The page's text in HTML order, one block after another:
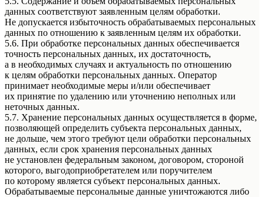
данных соответствуют заявленным целям обработки.
Не допускается избыточность обрабатываемых персональных
данных по отношению к заявленным целям их обработки.
5.6. При обработке персональных данных обеспечивается
точность персональных данных, их достаточность,
а в необходимых случаях и актуальность по отношению
к целям обработки персональных данных. Оператор
принимает необходимые меры и/или обеспечивает
их принятие по удалению или уточнению неполных или
неточных данных.
5.7. Хранение персональных данных осуществляется в форме,
позволяющей определить субъекта персональных данных,
не дольше, чем этого требуют цели обработки персональных
данных, если срок хранения персональных данных
не установлен федеральным законом, договором, стороной
которого, выгодоприобретателем или поручителем
по которому является субъект персональных данных.
Обрабатываемые персональные данные уничтожаются либо